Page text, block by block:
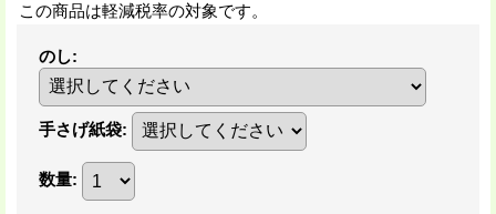
この商品は軽減税率の対象です。
のし:
手さげ紙袋:
数量: